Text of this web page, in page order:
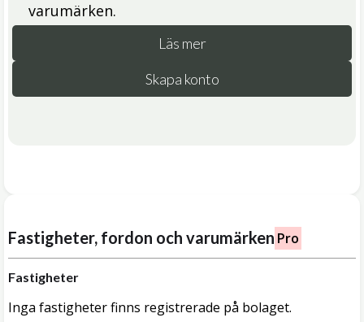
varumärken.
Läs mer
Skapa konto
Fastigheter, fordon och varumärken Pro
Fastigheter
Inga fastigheter finns registrerade på bolaget.